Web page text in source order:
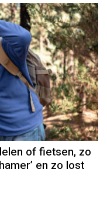
of fietsen, zo
en zo lost